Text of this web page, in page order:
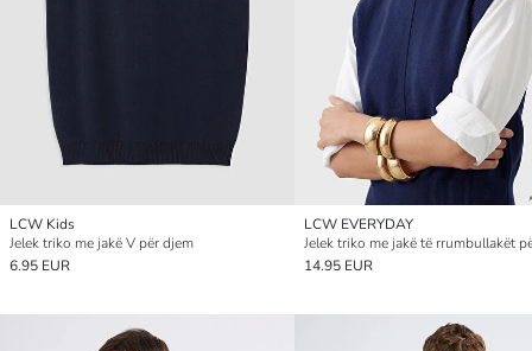
LCW Kids
Jelek triko me jakë V për djem
6.95 EUR
LCW EVERYDAY
Jelek triko me jakë të rrumbullakët
14.95 EUR